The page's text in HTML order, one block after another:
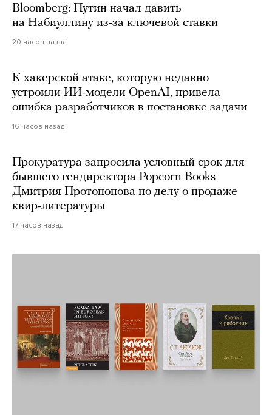
Bloomberg: Путин начал давить
на Набиуллину из-за ключевой ставки
20 часов назад
К хакерской атаке, которую недавно
устроили ИИ-модели OpenAI, привела
ошибка разработчиков в постановке задачи
16 часов назад
Прокуратура запросила условный срок для
бывшего гендиректора Popcorn Books
Дмитрия Протопопова по делу о продаже
квир-литературы
17 часов назад